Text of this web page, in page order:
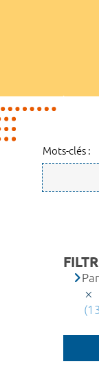
Mots-clés :